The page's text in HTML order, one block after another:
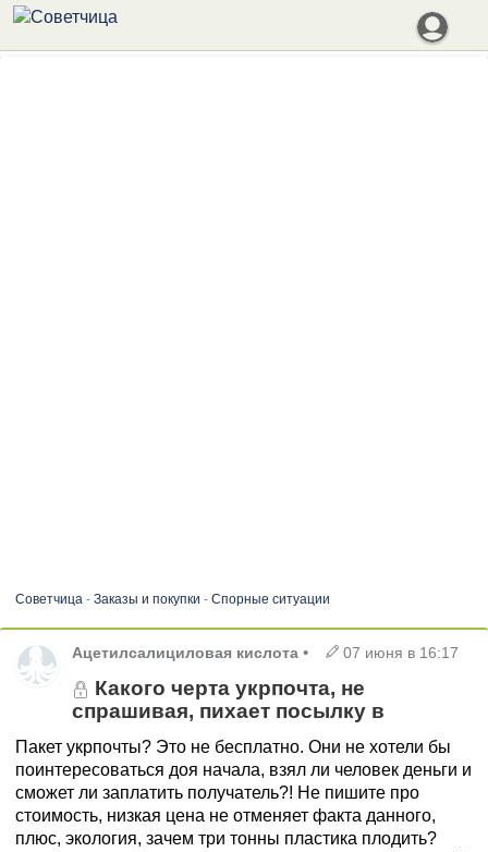
Советчица- Заказы и покупки - Спорные ситуации
Ацетилсалициловая кислота • 07 июня в 16:17
Какого черта укрпочта, не
спрашивая, пихает посылку в
Пакет укрпочты? Это не бесплатно. Они не хотели бы
поинтересоваться доя начала, взял ли человек деньги и
сможет ли заплатить получатель?! Не пишите про
стоимость, низкая цена не отменяет факта данного,
плюс, экология, зачем три тонны пластика плодить?